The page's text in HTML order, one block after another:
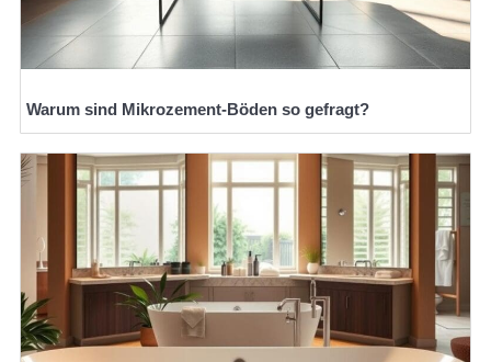
Warum sind Mikrozement-Böden so gefragt?